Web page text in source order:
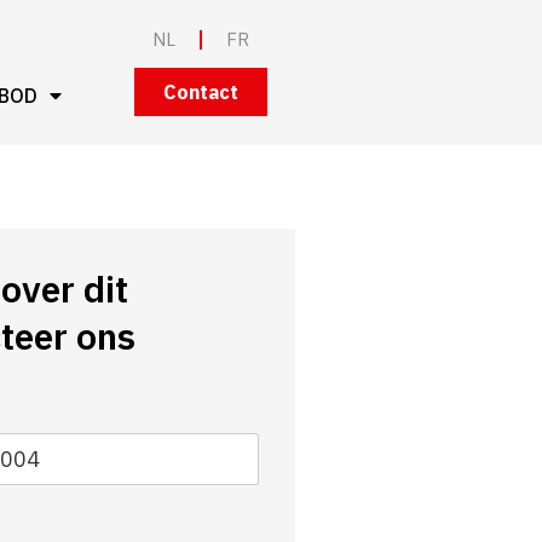
NL FR
Contact
dit
ons